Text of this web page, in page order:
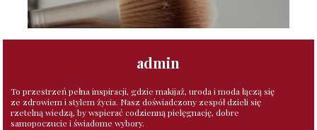
admin
To przestrzeń pełna inspiracji, gdzie makijaż, uroda i moda łączą się
ze zdrowiem i stylem życia. Nasz doświadczony zespół dzieli się
rzetelną wiedzą, by wspierać codzienną pielęgnację, dobre
samopoczucie i świadome wybory.